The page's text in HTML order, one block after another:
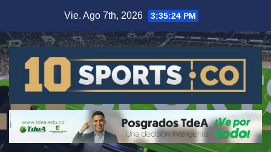
Vie. Ago 7th, 2026 3:35:25 PM